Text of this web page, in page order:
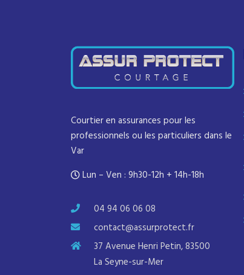
Courtier en assurances pour les
professionnels ou les particuliers dans le
Var
Lun – Ven : 9h30-12h + 14h-18h
04 94 06 06 08
contact@assurprotect.fr
37 Avenue Henri Petin, 83500
La Seyne-sur-Mer